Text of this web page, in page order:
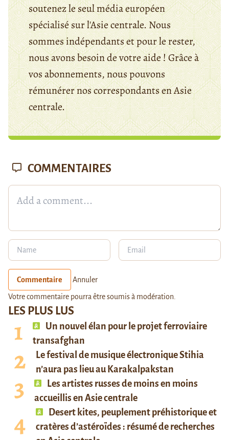
soutenez le seul média européen
spécialisé sur l'Asie centrale. Nous
sommes indépendants et pour le rester,
nous avons besoin de votre aide ! Grâce à
vos abonnements, nous pouvons
rémunérer nos correspondants en Asie
centrale.
LES PLUS LUS
Un nouvel élan pour le projet ferroviaire
transafghan
Le festival de musique électronique Stihia
n’aura pas lieu au Karakalpakstan
Les artistes russes de moins en moins
accueillis en Asie centrale
Desert kites, peuplement préhistorique et
cratères d’astéroïdes : résumé de recherches
COMMENTAIRES
Commentaire Annuler
Votre commentaire pourra être soumis à modération.